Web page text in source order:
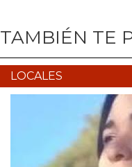
TAMBIÉN TE
LOCALES